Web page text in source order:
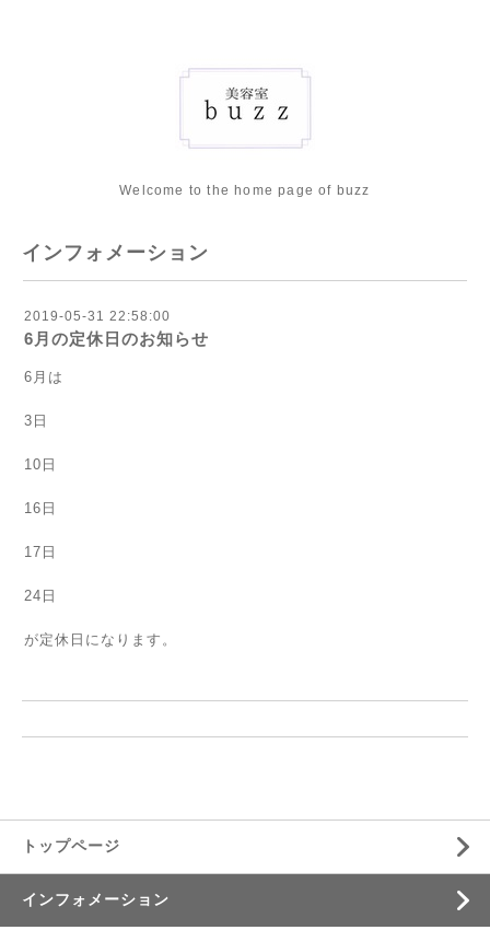
Welcome to the home page of buzz
インフォメーション
2019-05-31 22:58:00
6月の定休日のお知らせ
6月は
3日
10日
16日
17日
24日
が定休日になります。
トップページ
インフォメーション